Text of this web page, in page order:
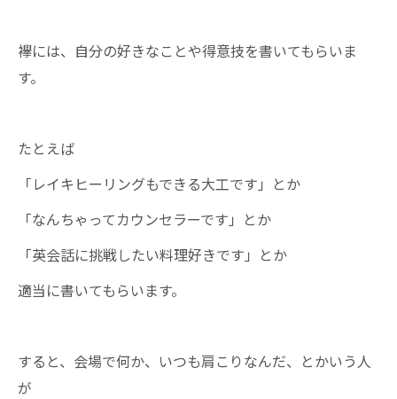
襷には、自分の好きなことや得意技を書いてもらいま
す。
たとえば
「レイキヒーリングもできる大工です」とか
「なんちゃってカウンセラーです」とか
「英会話に挑戦したい料理好きです」とか
適当に書いてもらいます。
すると、会場で何か、いつも肩こりなんだ、とかいう人
が